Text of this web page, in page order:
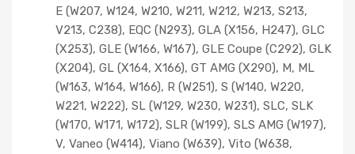
E (W207, W124, W210, W211, W212, W213, S213,
V213, C238), EQC (N293), GLA (X156, H247), GLC
(X253), GLE (W166, W167), GLE Coupe (C292), GLK
(X204), GL (X164, X166), GT AMG (X290), M, ML
(W163, W164, W166), R (W251), S (W140, W220,
W221, W222), SL (W129, W230, W231), SLC, SLK
(W170, W171, W172), SLR (W199), SLS AMG (W197),
V, Vaneo (W414), Viano (W639), Vito (W638,